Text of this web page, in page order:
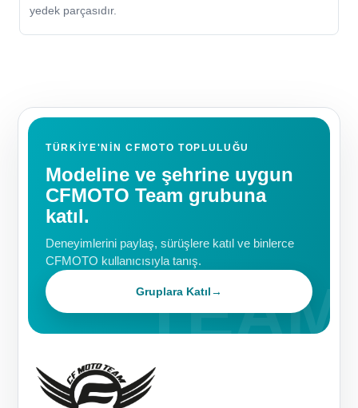
yedek parçasıdır.
TÜRKIYE'NIN CFMOTO TOPLULUĞU
Modeline ve şehrine uygun
CFMOTO Team grubuna
katıl.
Deneyimlerini paylaş, sürüşlere katıl ve binlerce
CFMOTO kullanıcısıyla tanış.
Gruplara Katıl→